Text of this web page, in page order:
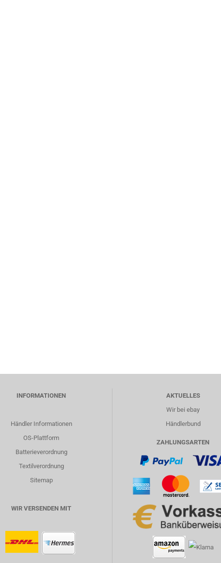
INFORMATIONEN
Händler Informationen
OS-Plattform
Batterieverordnung
Textilverordnung
Sitemap
WIR VERSENDEN MIT
AKTUELLES
Wir bei ebay
Händlerbund
ZAHLUNGSARTEN